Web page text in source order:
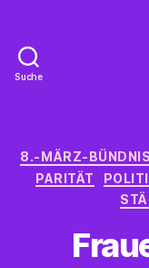
Suche
8.-MÄRZ-BÜNDNIS
PARITÄT